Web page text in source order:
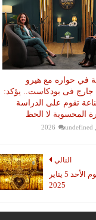
في حواره مع هيرو
فى بودكاست.. يؤكد:
تقوم على الدراسة
المحسوبة لا الحظ
undefined
التالي
تعرف على أسعار الذهب اليوم الأحد 5 يناير
2025